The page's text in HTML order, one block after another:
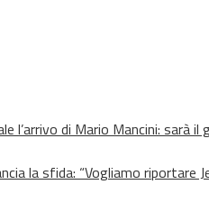
l’arrivo di Mario Mancini: sarà il
la sfida: “Vogliamo riportare